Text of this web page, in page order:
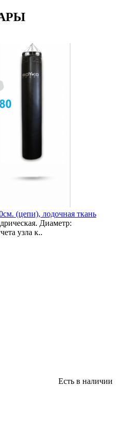
(цепи), лодочная ткань
Диаметр:
узла к..
Есть в наличии